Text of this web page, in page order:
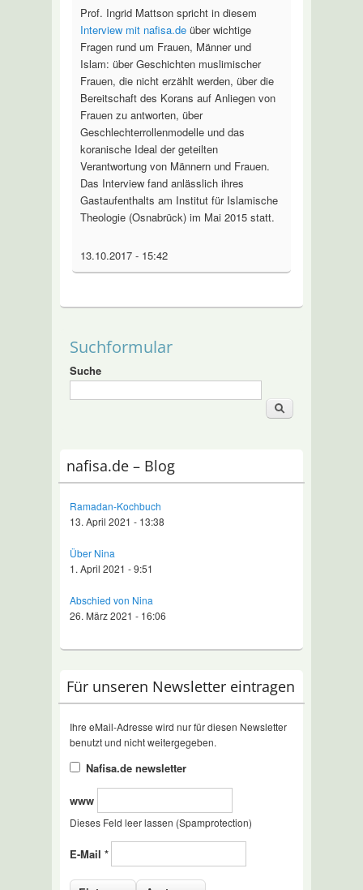
Prof. Ingrid Mattson spricht in diesem
Interview mit nafisa.de über wichtige
Fragen rund um Frauen, Männer und
Islam: über Geschichten muslimischer
Frauen, die nicht erzählt werden, über die
Bereitschaft des Korans auf Anliegen von
Frauen zu antworten, über
Geschlechterrollenmodelle und das
koranische Ideal der geteilten
Verantwortung von Männern und Frauen.
Das Interview fand anlässlich ihres
Gastaufenthalts am Institut für Islamische
Theologie (Osnabrück) im Mai 2015 statt.
13.10.2017 - 15:42
Suchformular
Suche
nafisa.de – Blog
Ramadan-Kochbuch
13. April 2021 - 13:38
Über Nina
1. April 2021 - 9:51
Abschied von Nina
26. März 2021 - 16:06
Für unseren Newsletter eintragen
Ihre eMail-Adresse wird nur für diesen Newsletter
benutzt und nicht weitergegeben.
Nafisa.de newsletter
www
Dieses Feld leer lassen (Spamprotection)
E-Mail *